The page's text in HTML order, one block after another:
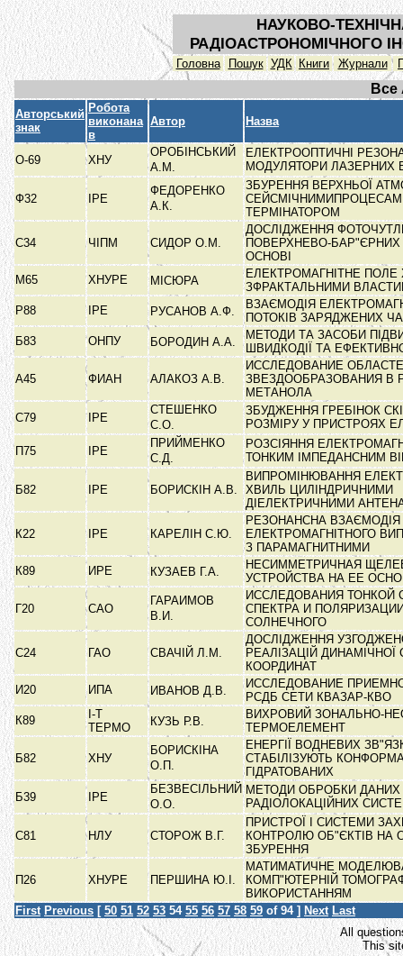
НАУКОВО-
РАДІОАСТРОНОМІЧНОГО
Головна Пошук УДК Книги Журнали
Все
Авторський
знак
Робота
виконана
в
Автор Назва
О-69 ХНУ
ОРОБІНСЬКИЙ
А.М.
ЕЛЕКТРООПТИЧНІ
МОДУЛЯТОРИ ЛАЗЕРНИХ
Ф32 ІРЕ
ФЕДОРЕНКО
А.К.
ЗБУРЕННЯ ВЕРХНЬОЇ
ТЕРМІНАТОРОМ
С34 ЧІПМ СИДОР О.М.
ДОСЛІДЖЕННЯ
ПОВЕРХНЕВО-БАР"ЄРНИХ
ОСНОВІ
М65
ХНУРЕ МІСЮРА
ЕЛЕКТРОМАГНІТНЕ ПОЛЕ
ЗФРАКТАЛЬНИМИ
Р88
ІРЕ РУСАНОВ А.Ф.
ВЗАЄМОДІЯ
ПОТОКІВ ЗАРЯДЖЕНИХ
Б83
ОНПУ БОРОДИН А.А.
МЕТОДИ ТА ЗАСОБИ
ШВИДКОДІЇ ТА
А45 ФИАН АЛАКОЗ А.В.
ИССЛЕДОВАНИЕ
ЗВЕЗДООБРАЗОВАНИЯ В
МЕТАНОЛА
С79
ІРЕ
СТЕШЕНКО
С.О.
ЗБУДЖЕННЯ ГРЕБІНОК
РОЗМІРУ У ПРИСТРОЯХ
П75
ІРЕ
ПРИЙМЕНКО
С.Д.
РОЗСІЯННЯ
ТОНКИМ ІМПЕДАНСНИМ
Б82 ІРЕ БОРИСКІН А.В.
ВИПРОМІНЮВАННЯ
ХВИЛЬ ЦИЛІНДРИЧНИМИ
ДІЕЛЕКТРИЧНИМИ
К22 ІРЕ КАРЕЛІН С.Ю.
РЕЗОНАНСНА ВЗАЄМОДІЯ
ЕЛЕКТРОМАГНІТНОГО
З ПАРАМАГНИТНИМИ
К89
ИРЕ КУЗАЕВ Г.А.
НЕСИММЕТРИЧНАЯ
УСТРОЙСТВА НА ЕЕ
Г20 САО
ГАРАИМОВ
В.И.
ИССЛЕДОВАНИЯ ТОНКОЙ
СПЕКТРА И
СОЛНЕЧНОГО
С24 ГАО СВАЧІЙ Л.М.
ДОСЛІДЖЕННЯ
РЕАЛІЗАЦІЙ
КООРДИНАТ
И20
ИПА ИВАНОВ Д.В.
ИССЛЕДОВАНИЕ
РСДБ СЕТИ КВАЗАР-КВО
К89
І-Т
ТЕРМО
КУЗЬ Р.В.
ВИХРОВИЙ ЗОНАЛЬНО-
ТЕРМОЕЛЕМЕНТ
Б82 ХНУ
БОРИСКІНА
О.П.
ЕНЕРГІЇ ВОДНЕВИХ
СТАБІЛІЗУЮТЬ
ГІДРАТОВАНИХ
Б39
ІРЕ
БЕЗВЕСІЛЬНИЙ
О.О.
МЕТОДИ ОБРОБКИ ДАНИХ
РАДІОЛОКАЦІЙНИХ
С81 НЛУ СТОРОЖ В.Г.
ПРИСТРОЇ І СИСТЕМИ
КОНТРОЛЮ ОБ"ЄКТІВ НА
ЗБУРЕННЯ
П26 ХНУРЕ ПЕРШИНА Ю.І.
МАТИМАТИЧНЕ
КОМП"ЮТЕРНІЙ
ВИКОРИСТАННЯМ
First Previous [ 50 51 52 53 54 55 56 57 58 59 of 94 ] Next Last
All
This